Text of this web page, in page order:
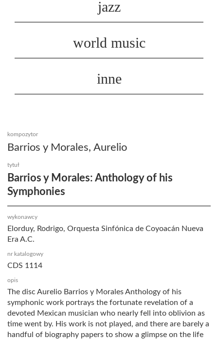
jazz
world music
inne
kompozytor
Barrios y Morales, Aurelio
tytuł
Barrios y Morales: Anthology of his
Symphonies
wykonawcy
Elorduy, Rodrigo, Orquesta Sinfónica de Coyoacán Nueva
Era A.C.
nr katalogowy
CDS 1114
opis
The disc Aurelio Barrios y Morales Anthology of his
symphonic work portrays the fortunate revelation of a
devoted Mexican musician who nearly fell into oblivion as
time went by. His work is not played, and there are barely a
handful of biography papers to show a glimpse on the life